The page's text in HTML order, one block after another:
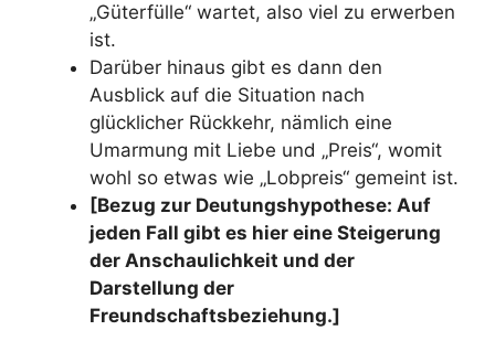
„Güterfülle“ wartet, also viel zu erwerben
ist.
Darüber hinaus gibt es dann den
Ausblick auf die Situation nach
glücklicher Rückkehr, nämlich eine
Umarmung mit Liebe und „Preis“, womit
wohl so etwas wie „Lobpreis“ gemeint ist.
[Bezug zur Deutungshypothese: Auf
jeden Fall gibt es hier eine Steigerung
der Anschaulichkeit und der
Darstellung der
Freundschaftsbeziehung.]